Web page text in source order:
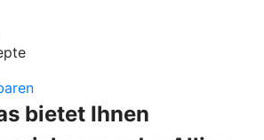
bietet Ihnen